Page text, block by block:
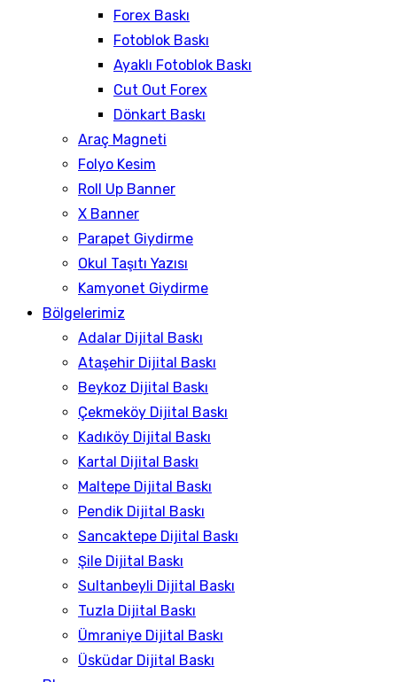
Forex Baskı
Fotoblok Baskı
Ayaklı Fotoblok Baskı
Cut Out Forex
Dönkart Baskı
Araç Magneti
Folyo Kesim
Roll Up Banner
X Banner
Parapet Giydirme
Okul Taşıtı Yazısı
Kamyonet Giydirme
Bölgelerimiz
Adalar Dijital Baskı
Ataşehir Dijital Baskı
Beykoz Dijital Baskı
Çekmeköy Dijital Baskı
Kadıköy Dijital Baskı
Kartal Dijital Baskı
Maltepe Dijital Baskı
Pendik Dijital Baskı
Sancaktepe Dijital Baskı
Şile Dijital Baskı
Sultanbeyli Dijital Baskı
Tuzla Dijital Baskı
Ümraniye Dijital Baskı
Üsküdar Dijital Baskı